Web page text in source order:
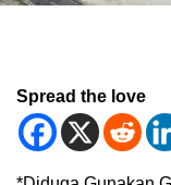
Spread the love